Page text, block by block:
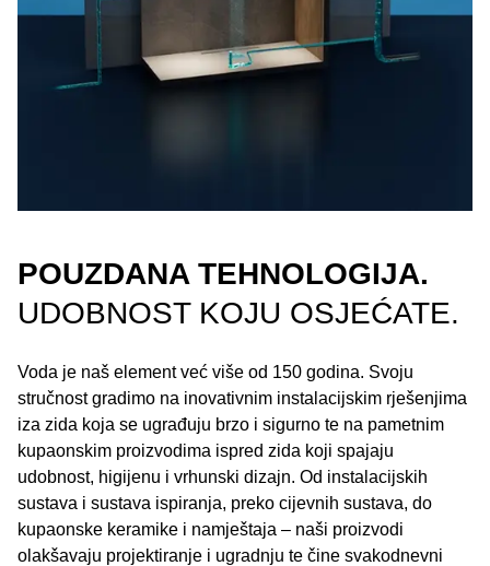
POUZDANA TEHNOLOGIJA.
UDOBNOST KOJU OSJEĆATE.
Voda je naš element već više od 150 godina. Svoju
stručnost gradimo na inovativnim instalacijskim rješenjima
iza zida koja se ugrađuju brzo i sigurno te na pametnim
kupaonskim proizvodima ispred zida koji spajaju
udobnost, higijenu i vrhunski dizajn. Od instalacijskih
sustava i sustava ispiranja, preko cijevnih sustava, do
kupaonske keramike i namještaja – naši proizvodi
olakšavaju projektiranje i ugradnju te čine svakodnevni